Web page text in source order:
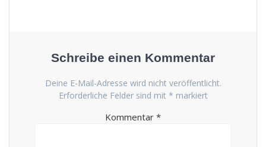
Schreibe einen Kommentar
Deine E-Mail-Adresse wird nicht veröffentlicht.
Erforderliche Felder sind mit * markiert
Kommentar *